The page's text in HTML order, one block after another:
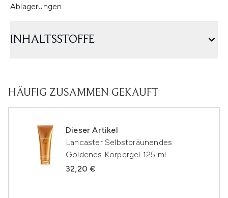
Ablagerungen.
INHALTSSTOFFE
HÄUFIG ZUSAMMEN GEKAUFT
Dieser Artikel
Lancaster Selbstbräunendes
Goldenes Körpergel 125 ml
32,20 €